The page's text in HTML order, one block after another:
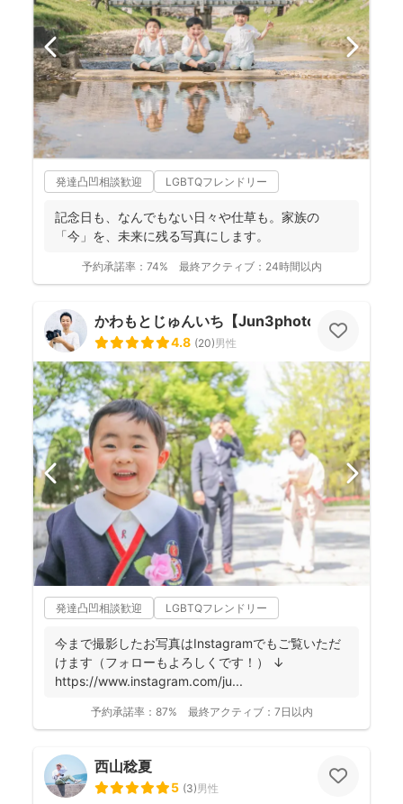
発達凸凹相談歓迎 LGBTQフレンドリー
記念日も、なんでもない日々や仕草も。家族の
「今」を、未来に残る写真にします。
予約承諾率： 74% 最終アクティブ： 24時間以内
かわもとじゅんいち【Jun3photo】
4.8 (20)男性
発達凸凹相談歓迎 LGBTQフレンドリー
今まで撮影したお写真はInstagramでもご覧いただ
けます（フォローもよろしくです！） ↓
https://www.instagram.com/ju...
予約承諾率： 87% 最終アクティブ： 7日以内
西山稔夏
5 (3)男性